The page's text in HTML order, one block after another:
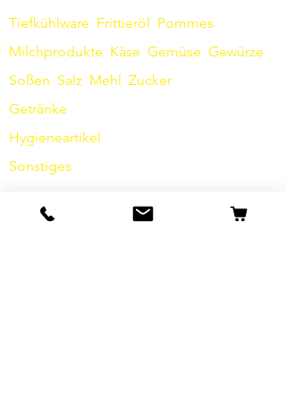
Tiefkühlware Frittieröl Pommes
Milchprodukte Käse Gemüse Gewürze
Soßen Salz Mehl Zucker
Getränke
Hygieneartikel
Sonstiges
Unsere Geschichte